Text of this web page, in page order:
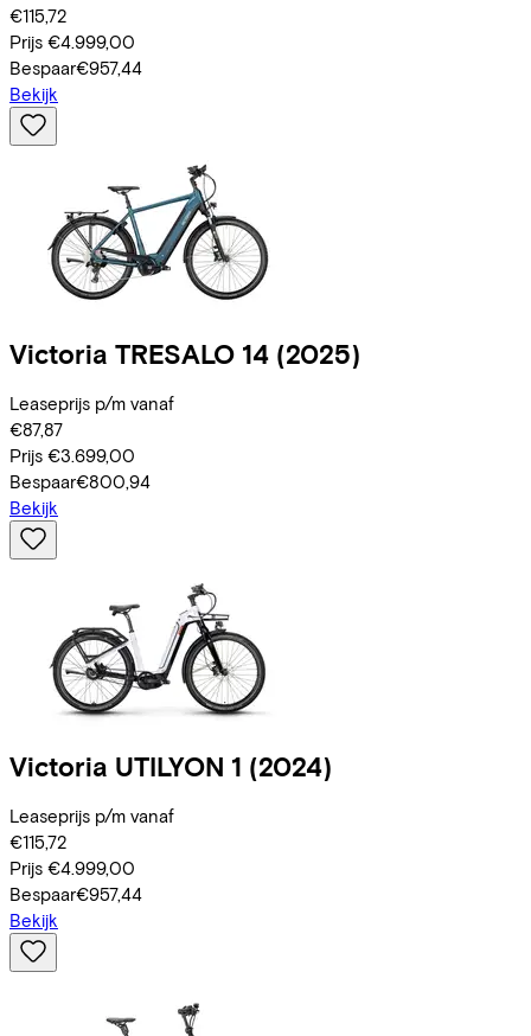
€115,72
Prijs €4.999,00
Bespaar€957,44
Bekijk
Victoria TRESALO 14 (2025)
Leaseprijs p/m vanaf
€87,87
Prijs €3.699,00
Bespaar€800,94
Bekijk
Victoria UTILYON 1 (2024)
Leaseprijs p/m vanaf
€115,72
Prijs €4.999,00
Bespaar€957,44
Bekijk